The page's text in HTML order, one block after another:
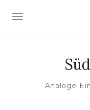
NAVIGATION
Analoge